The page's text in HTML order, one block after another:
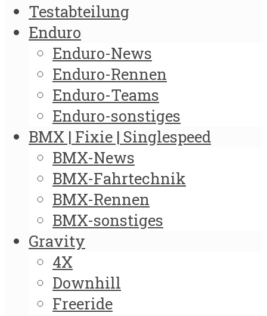
Testabteilung
Enduro
Enduro-News
Enduro-Rennen
Enduro-Teams
Enduro-sonstiges
BMX | Fixie | Singlespeed
BMX-News
BMX-Fahrtechnik
BMX-Rennen
BMX-sonstiges
Gravity
4X
Downhill
Freeride